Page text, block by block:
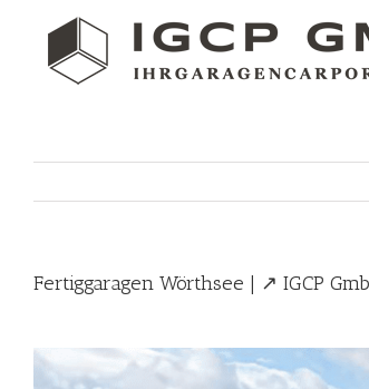
content
Fertiggaragen Wörthsee | ↗️ IGCP